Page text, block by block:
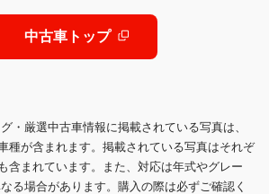
中古車トップ
・厳選中古車情報に掲載されている写真は、
種が含まれます。掲載されている写真はそれぞ
含まれています。また、対応は年式やグレー
る場合があります。購入の際は必ずご確認く